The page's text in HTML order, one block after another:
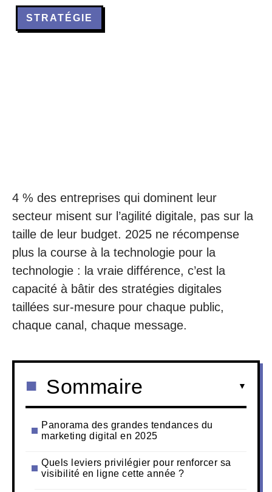
STRATÉGIE
4 % des entreprises qui dominent leur
secteur misent sur l’agilité digitale, pas sur la
taille de leur budget. 2025 ne récompense
plus la course à la technologie pour la
technologie : la vraie différence, c’est la
capacité à bâtir des stratégies digitales
taillées sur-mesure pour chaque public,
chaque canal, chaque message.
Sommaire
Panorama des grandes tendances du
marketing digital en 2025
Quels leviers privilégier pour renforcer sa
visibilité en ligne cette année ?